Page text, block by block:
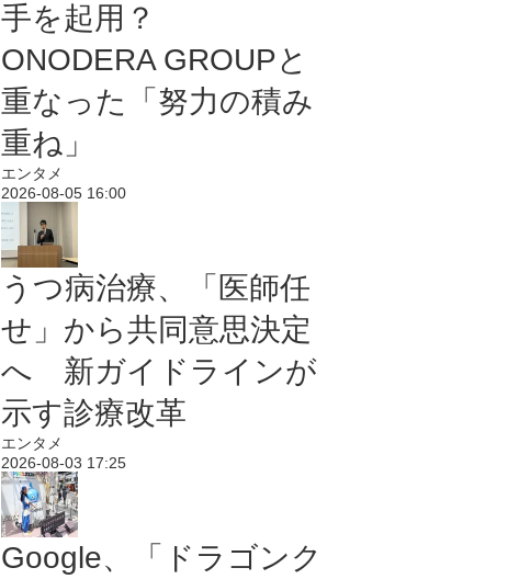
手を起用？
ONODERA GROUPと
重なった「努力の積み
重ね」
エンタメ
2026-08-05 16:00
うつ病治療、「医師任
せ」から共同意思決定
へ 新ガイドラインが
示す診療改革
エンタメ
2026-08-03 17:25
Google、「ドラゴンク